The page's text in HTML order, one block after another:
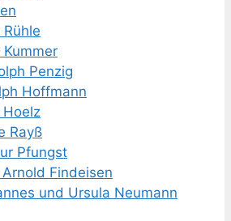
Kummer
Penzig
Hoffmann
Hoelz
Rayß
Pfungst
Findeisen
und Ursula Neumann